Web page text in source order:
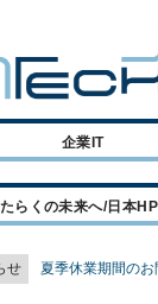
企業IT
らくの未来へ/日本HP
せ 夏季休業期間の